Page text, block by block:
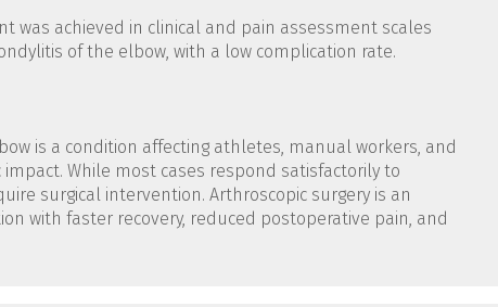
was achieved in clinical and pain assessment scales
of the elbow, with a low complication rate.
is a condition affecting athletes, manual workers, and
While most cases respond satisfactorily to
surgical intervention. Arthroscopic surgery is an
with faster recovery, reduced postoperative pain, and